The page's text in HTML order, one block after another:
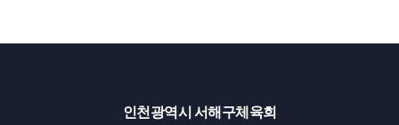
인천광역시 서해구체육회